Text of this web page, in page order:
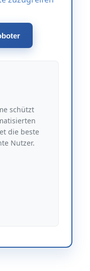
schützt
die beste
Nutzer.